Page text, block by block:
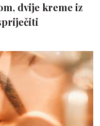
dvije kreme iz